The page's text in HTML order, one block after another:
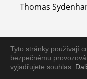
Tyto stránky používají
bezpečnému
vyjadřujete souhlas.
Thomas
Nemoc je vyléčena